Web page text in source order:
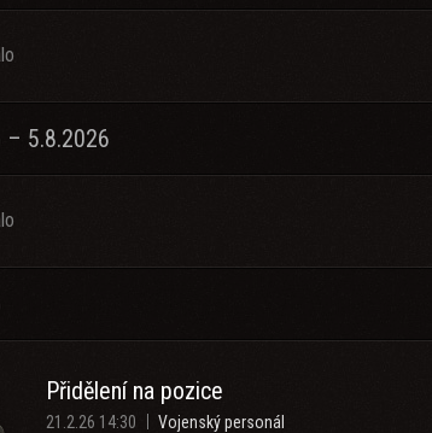
– 5.8.2026
Přidělení na pozice
21.2.26 14:30 Vojenský personál